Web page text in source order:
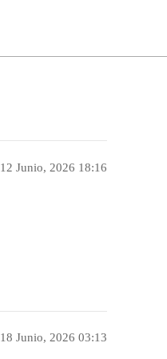
12 Junio, 2026 18:16
18 Junio, 2026 03:13